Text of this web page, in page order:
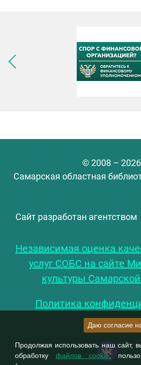
Следующее изображение
© 2008 – 2026
Самарская областная
Сайт разработан агентством
Независимая оценка
услуг СОБС на сайте
культуры
Политика
Даю согласие
Продолжая использовать наш сайт,
обработку файлов cookie,